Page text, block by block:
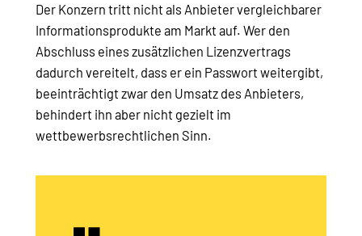
Der Konzern tritt nicht als Anbieter vergleichbarer
Informationsprodukte am Markt auf. Wer den
Abschluss eines zusätzlichen Lizenzvertrags
dadurch vereitelt, dass er ein Passwort weitergibt,
beeinträchtigt zwar den Umsatz des Anbieters,
behindert ihn aber nicht gezielt im
wettbewerbsrechtlichen Sinn.